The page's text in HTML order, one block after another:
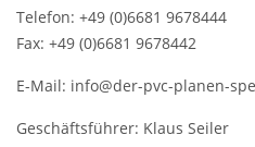
Telefon: +49 (0)6681 9678444
Fax: +49 (0)6681 9678442
E-Mail: info@der-pvc-planen-
Geschäftsführer: Klaus Seiler